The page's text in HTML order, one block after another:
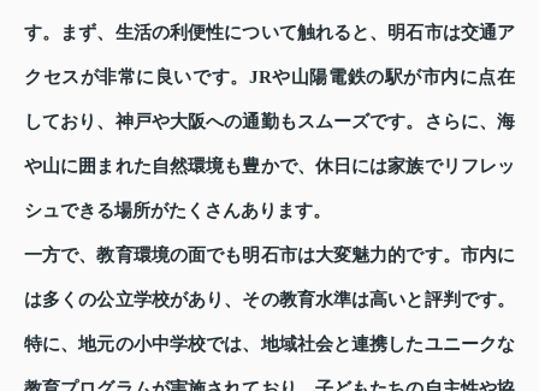
す。まず、生活の利便性について触れると、明石市は交通ア
クセスが非常に良いです。JRや山陽電鉄の駅が市内に点在
しており、神戸や大阪への通勤もスムーズです。さらに、海
や山に囲まれた自然環境も豊かで、休日には家族でリフレッ
シュできる場所がたくさんあります。
一方で、教育環境の面でも明石市は大変魅力的です。市内に
は多くの公立学校があり、その教育水準は高いと評判です。
特に、地元の小中学校では、地域社会と連携したユニークな